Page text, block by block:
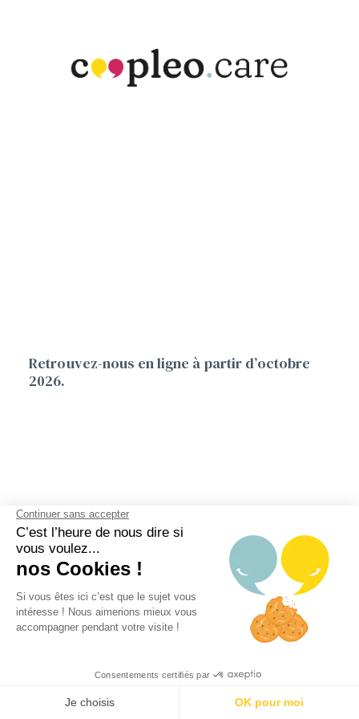
Retrouvez-nous en ligne à partir d’octobre
2026.